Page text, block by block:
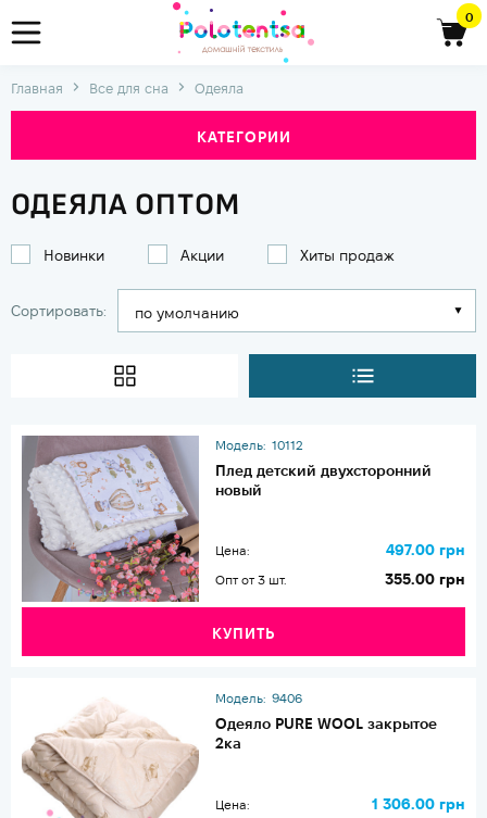
0
Главная Все для сна Одеяла
КАТЕГОРИИ
ОДЕЯЛА ОПТОМ
Новинки Акции Хиты продаж
Сортировать:
Модель: 10112
Плед детский двухсторонний
новый
Цена: 497.00 грн
Опт от 3 шт. 355.00 грн
КУПИТЬ
Модель: 9406
Одеяло PURE WOOL закрытое
2ка
Цена: 1 306.00 грн